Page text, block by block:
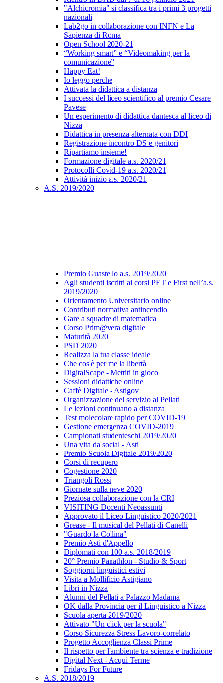
"Alchicromia" si classifica tra i primi 3 progetti
nazionali
Lab2go in collaborazione con INFN e La
Sapienza di Roma
Open School 2020-21
“Working smart” e “Videomaking per la
comunicazione”
Happy Eat!
Io leggo perchè
Attivata la didattica a distanza
I successi del liceo scientifico al premio Cesare
Pavese
Un esperimento di didattica dantesca al liceo di
Nizza
Didattica in presenza alternata con DDI
Registrazione incontro DS e genitori
Ripartiamo insieme!
Formazione digitale a.s. 2020/21
Protocolli Covid-19 a.s. 2020/21
Attività inizio a.s. 2020/21
A.S. 2019/2020
Premio Guastello a.s. 2019/2020
Agli studenti iscritti ai corsi PET e First nell’a.s.
2019/2020
Orientamento Universitario online
Contributi normativa antincendio
Gare a squadre di matematica
Corso Prim@vera digitale
Maturità 2020
PSD 2020
Realizza la tua classe ideale
Che cos'è per me la libertà
DigitalScape - Mettiti in gioco
Sessioni didattiche online
Caffè Digitale - Astigov
Organizzazione del servizio al Pellati
Le lezioni continuano a distanza
Test molecolare rapido per COVID-19
Gestione emergenza COVID-2019
Campionati studenteschi 2019/2020
Una vita da social - Asti
Premio Scuola Digitale 2019/2020
Corsi di recupero
Cogestione 2020
Triangoli Rossi
Giornate sulla neve 2020
Preziosa collaborazione con la CRI
VISITING Docenti Neoassunti
Approvato il Liceo Linguistico 2020/2021
Grease - Il musical del Pellati di Canelli
"Guardo la Collina"
Premio Asti d'Appello
Diplomati con 100 a.s. 2018/2019
20° Premio Panathlon - Studio & Sport
Soggiorni linguistici estivi
Visita a Mollificio Astigiano
Libri in Nizza
Alunni del Pellati a Palazzo Madama
OK dalla Provincia per il Linguistico a Nizza
Scuola aperta 2019/2020
Attivato "Un click per la scuola"
Corso Sicurezza Stress Lavoro-correlato
Progetto Accoglienza Classi Prime
Il rispetto per l'ambiente tra scienza e tradizione
Digital Next - Acqui Terme
Fridays For Future
A.S. 2018/2019